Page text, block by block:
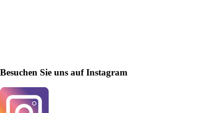
Besuchen Sie uns auf Instagram